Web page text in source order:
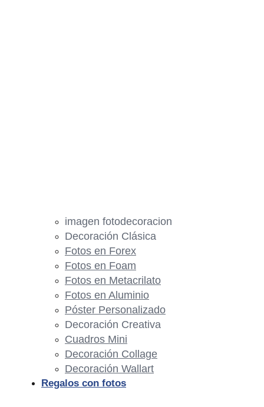
imagen fotodecoracion
Decoración Clásica
Fotos en Forex
Fotos en Foam
Fotos en Metacrilato
Fotos en Aluminio
Póster Personalizado
Decoración Creativa
Cuadros Mini
Decoración Collage
Decoración Wallart
Regalos con fotos